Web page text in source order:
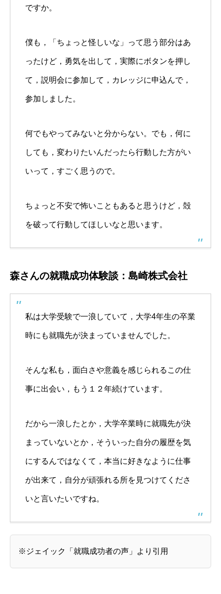
ですか。
僕も，「ちょっと怪しいな」って思う部分はあ
ったけど，勇気を出して，実際にボタンを押し
て，説明会に参加して，カレッジに申込んで，
参加しました。
何でもやってみないと分からない。でも，何に
しても，変わりたいんだったら行動した方がい
いって，すごく思うので。
ちょっと不安で怖いこともあると思うけど，殻
を破って行動してほしいなと思います。
森さんの就職成功体験談：島崎株式会社
私は大学受験で一浪していて，大学4年生の卒業
時にも就職先が決まっていませんでした。
そんな私も，面白さや意義を感じられるこの仕
事に出会い，もう１２年続けています。
だから一浪したとか，大学卒業時に就職先が決
まっていないとか，そういった自分の履歴を気
にするんではなくて，本当に好きなように仕事
が出来て，自分が頑張れる所を見つけてくださ
いと言いたいですね。
※ジェイック「就職成功者の声」より引用